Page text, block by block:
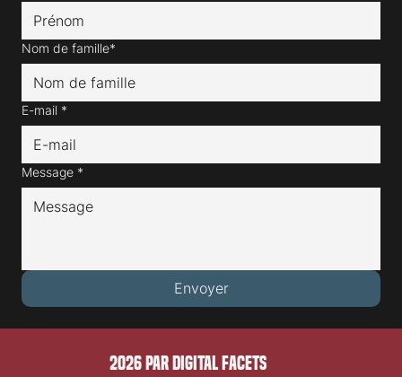
Nom de famille*
E-mail *
Message *
Envoyer
2026 PAR DIGITAL FACETS